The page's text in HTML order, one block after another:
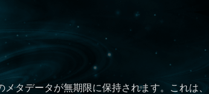
タデータが無期限に保持されます。これは